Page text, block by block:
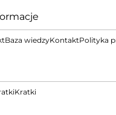
Baza wiedzyKontaktPolityka
Kratki